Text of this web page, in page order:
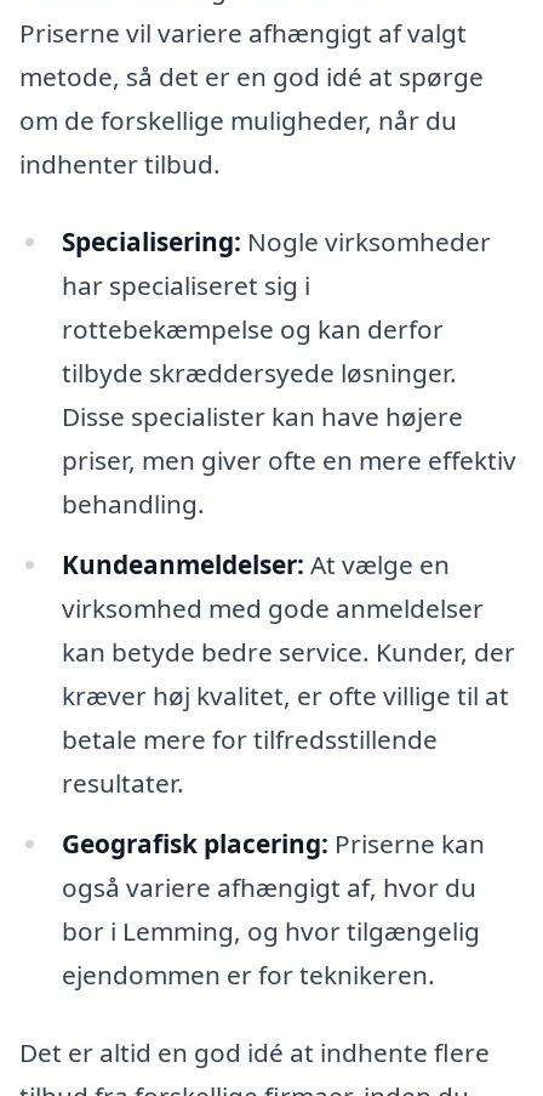
Priserne vil variere afhængigt af valgt
metode, så det er en god idé at spørge
om de forskellige muligheder, når du
indhenter tilbud.
Specialisering: Nogle virksomheder
har specialiseret sig i
rottebekæmpelse og kan derfor
tilbyde skræddersyede løsninger.
Disse specialister kan have højere
priser, men giver ofte en mere effektiv
behandling.
Kundeanmeldelser: At vælge en
virksomhed med gode anmeldelser
kan betyde bedre service. Kunder, der
kræver høj kvalitet, er ofte villige til at
betale mere for tilfredsstillende
resultater.
Geografisk placering: Priserne kan
også variere afhængigt af, hvor du
bor i Lemming, og hvor tilgængelig
ejendommen er for teknikeren.
Det er altid en god idé at indhente flere